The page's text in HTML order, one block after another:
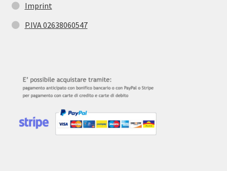
Imprint
P.IVA 02638060547